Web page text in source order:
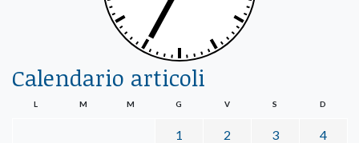
Calendario articoli
L M M G V S D
1 2 3 4